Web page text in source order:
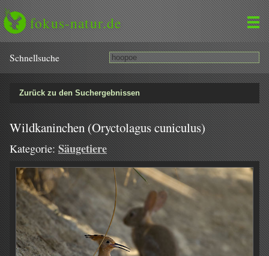
fokus-natur.de
Schnell­suche
Zurück zu den Suchergebnissen
Wildkaninchen (Oryctolagus cuniculus)
Kategorie: Säugetiere